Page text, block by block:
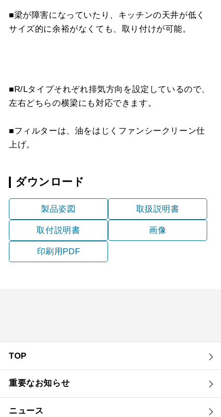
CH-BFE-5090 W ¥30,360（税抜価格 ￥
CH-BFE-5090 SI ¥33,880（税抜価格 ￥
スクロールできます
■梁が障害になっていたり、キッチンの天井が低く
サイズ的に余裕がなくても、取り付けが可能。
■R/Lタイプそれぞれ排気方向を設定しているので、
左右どちらの横梁にも対応できます。
■フィルターは、油をはじくファンシークリーン仕
上げ。
ダウンロード
製品姿図 取扱説明書
取付説明書 画像
印刷用PDF
TOP
重要なお知らせ
ニュース